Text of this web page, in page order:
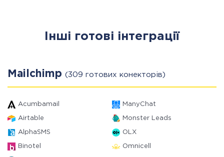
Інші готові інтеграції
Mailchimp (309 готових конекторів)
Acumbamail ManyChat
Airtable Monster Leads
AlphaSMS OLX
Binotel Omnicell